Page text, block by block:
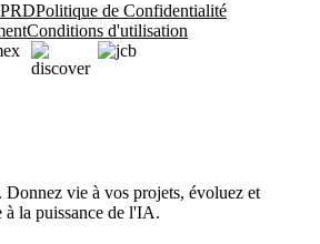
Politique de Confidentialité
Conditions d'utilisation
vie à vos projets, évoluez et
à la puissance de l'IA.